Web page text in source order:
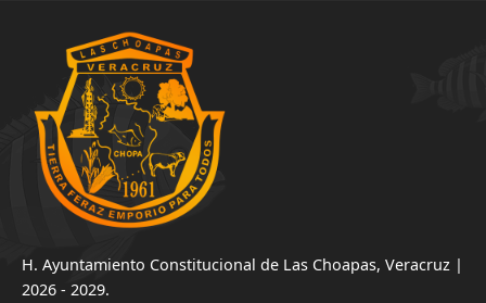
H. Ayuntamiento Constitucional de Las Choapas, Veracruz |
2026 - 2029.